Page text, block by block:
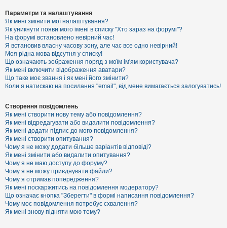
м
и
б
е
з
в
і
д
п
о
в
і
е
й
А
к
т
и
в
н
і
т
е
м
и
Параметри та налаштування
Як мені змінити мої налаштування?
Як уникнути появи мого імені в списку "Хто зараз на форумі"?
На форумі встановлено невірний час!
Я встановив власну часову зону, але час все одно невірний!
Моя рідна мова відсутня у списку!
Що означають зображення поряд з моїм ім'ям користувача?
Як мені включити відображення аватари?
Що таке моє звання і як мені його змінити?
Коли я натискаю на посилання "email", від мене вимагається залогуватись!
Створення повідомлень
Як мені створити нову тему або повідомлення?
Як мені відредагувати або видалити повідомлення?
Як мені додати підпис до мого повідомлення?
Як мені створити опитування?
Чому я не можу додати більше варіантів відповіді?
Як мені змінити або видалити опитування?
Чому я не маю доступу до форуму?
Чому я не можу приєднувати файли?
Чому я отримав попередження?
Як мені поскаржитись на повідомлення модератору?
Що означає кнопка "Зберегти" в формі написання повідомлення?
Чому моє повідомлення потребує схвалення?
Як мені знову підняти мою тему?